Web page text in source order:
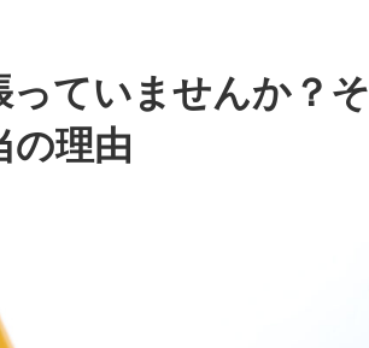
っていませんか？そ
の理由